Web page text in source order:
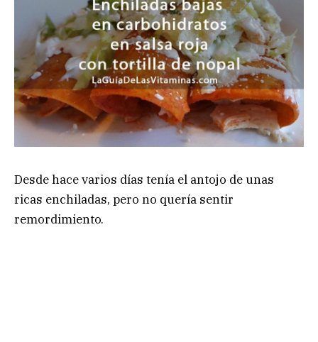
Desde hace varios días tenía el antojo de unas
ricas enchiladas, pero no quería sentir
remordimiento.